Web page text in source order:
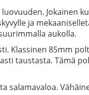
Jokainen
ja
aukolla.
Klassinen 85mm
taustasta. Tämä
salamavaloa.